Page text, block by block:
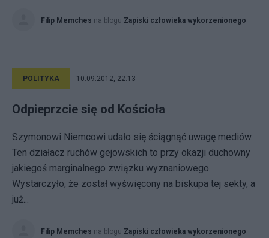
Filip Memches na blogu Zapiski człowieka wykorzenionego
POLITYKA 10.09.2012, 22:13
Odpieprzcie się od Kościoła
Szymonowi Niemcowi udało się ściągnąć uwagę mediów.
Ten działacz ruchów gejowskich to przy okazji duchowny
jakiegoś marginalnego związku wyznaniowego.
Wystarczyło, że został wyświęcony na biskupa tej sekty, a
już...
Filip Memches na blogu Zapiski człowieka wykorzenionego